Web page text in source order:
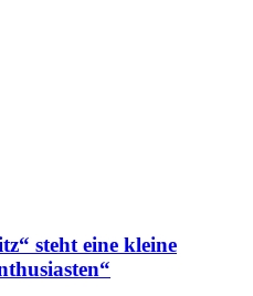
steht eine kleine